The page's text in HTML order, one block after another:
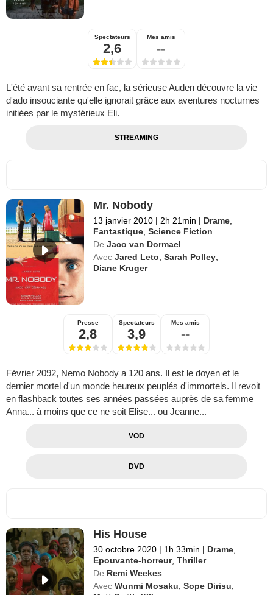
Spectateurs
2,6
Mes amis
--
L'été avant sa rentrée en fac, la sérieuse Auden découvre la vie
d'ado insouciante qu'elle ignorait grâce aux aventures nocturnes
initiées par le mystérieux Eli.
STREAMING
Mr. Nobody
13 janvier 2010 | 2h 21min | Drame
Fantastique ,Science Fiction
De Jaco van Dormael
Avec Jared Leto ,Sarah Polley
Diane Kruger
Presse
2,8
Spectateurs
3,9
Mes amis
--
Février 2092, Nemo Nobody a 120 ans. Il est le doyen et le
dernier mortel d'un monde heureux peuplés d'immortels. Il revoit
en flashback toutes ses années passées auprès de sa femme
Anna... à moins que ce ne soit Elise... ou Jeanne...
VOD
DVD
His House
30 octobre 2020 | 1h 33min | Drame,
Epouvante-horreur,Thriller
De Remi Weekes
Avec Wunmi Mosaku,Sope Dirisu,